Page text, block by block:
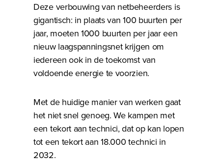
Deze verbouwing van netbeheerders is
gigantisch: in plaats van 100 buurten per
jaar, moeten 1000 buurten per jaar een
nieuw laagspanningsnet krijgen om
iedereen ook in de toekomst van
voldoende energie te voorzien.
Met de huidige manier van werken gaat
het niet snel genoeg. We kampen met
een tekort aan technici, dat op kan lopen
tot een tekort aan 18.000 technici in
2032.